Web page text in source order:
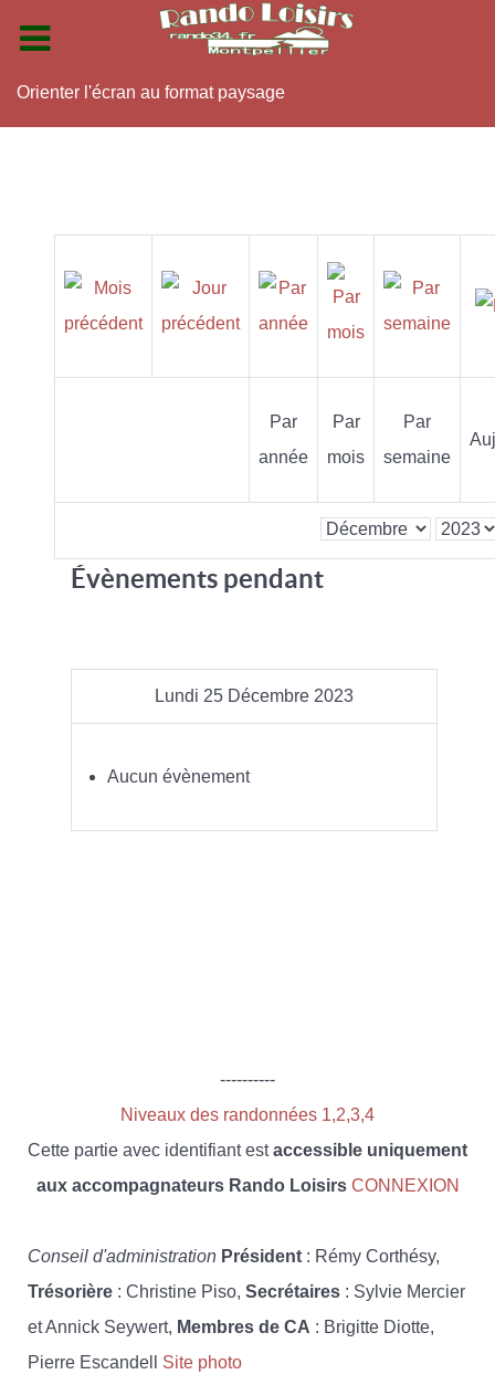
Orienter l'écran au format paysage
Par
année
Par
mois
Par
semaine
Évènements pendant
Lundi 25 Décembre 2023
Aucun évènement
----------
Niveaux des randonnées 1,2,3,4
Cette partie avec identifiant estaccessible uniquement
aux accompagnateurs Rando Loisirs CONNEXION
Conseil d'administration Président : Rémy Corthésy,
Trésorière : Christine Piso, Secrétaires : Sylvie Mercier
et Annick Seywert, Membres de CA : Brigitte Diotte,
Pierre Escandell Site photo